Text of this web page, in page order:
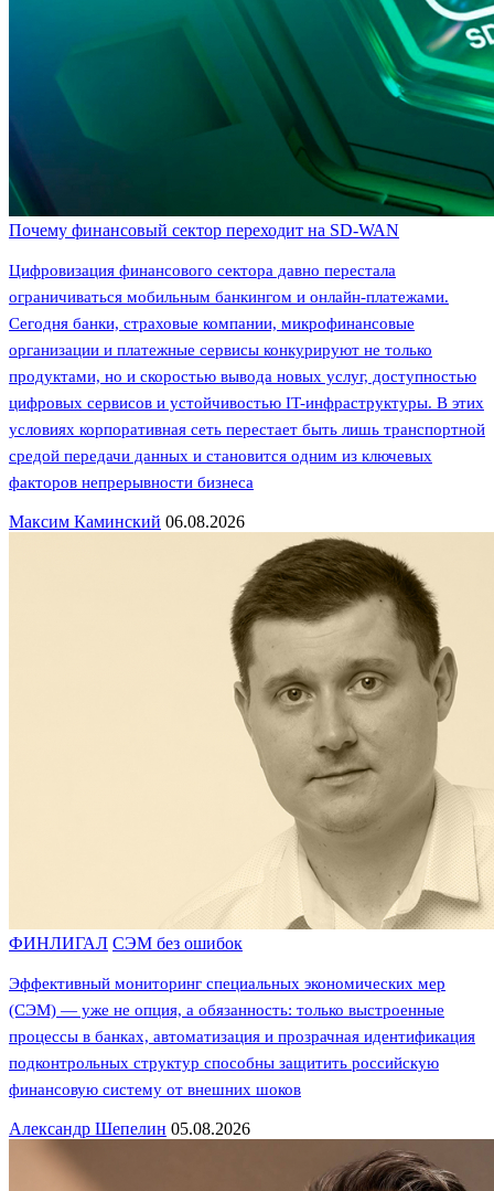
Почему финансовый сектор переходит на SD-WAN
Цифровизация финансового сектора давно перестала
ограничиваться мобильным банкингом и онлайн-платежами.
Сегодня банки, страховые компании, микрофинансовые
организации и платежные сервисы конкурируют не только
продуктами, но и скоростью вывода новых услуг, доступностью
цифровых сервисов и устойчивостью IT-инфраструктуры. В этих
условиях корпоративная сеть перестает быть лишь транспортной
средой передачи данных и становится одним из ключевых
факторов непрерывности бизнеса
Максим Каминский 06.08.2026
ФИНЛИГАЛ СЭМ без ошибок
Эффективный мониторинг специальных экономических мер
(СЭМ) — уже не опция, а обязанность: только выстроенные
процессы в банках, автоматизация и прозрачная идентификация
подконтрольных структур способны защитить российскую
финансовую систему от внешних шоков
Александр Шепелин 05.08.2026